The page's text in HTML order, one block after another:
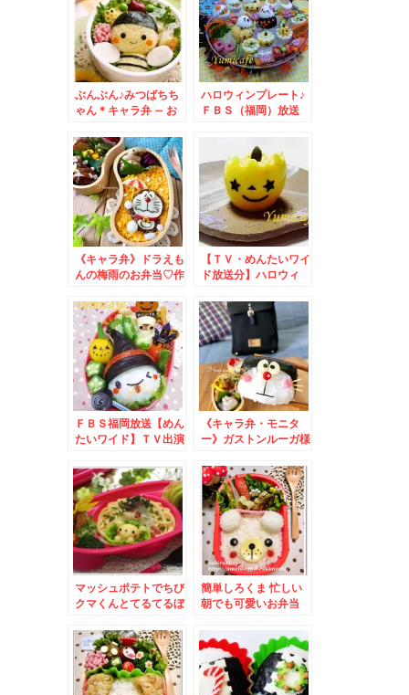
ぶんぶん♪みつばちち
ゃん＊キャラ弁 – お
い弁当
ハロウィンプレート♪
ＦＢＳ（福岡）放送
演＆放送♪無事終了～
キャラ弁＊簡単
《キャラ弁》ドラえも
んの梅雨のお弁当♡作
9歳のお誕生日
【ＴＶ・めんたいワイ
ド放送分】ハロウィ
ク・オー・ランタンの
作り方～キャラ弁＊簡
単
ＦＢＳ福岡放送【めん
たいワイド】ＴＶ出演
のご紹介いたします！
～キャラ弁*簡単
《キャラ弁・モニタ
ー》ガストンルーガ様
り方♡最近作った
色々〜
マッシュポテトでちび
クマくんとてるてるぼ
簡単しろくま 忙しい
朝でも可愛いお弁当